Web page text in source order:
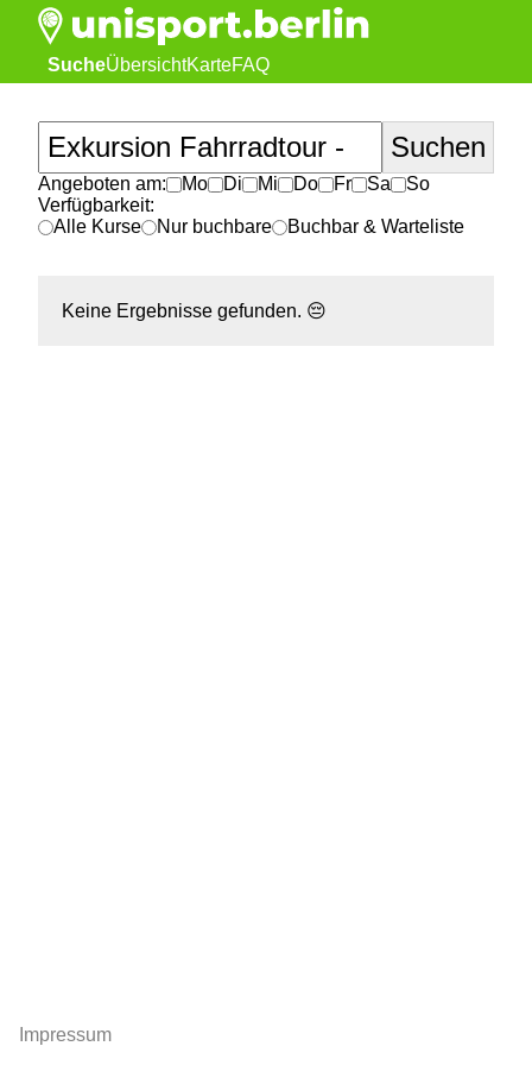
SucheÜbersichtKarteFAQ
Angeboten am: Mo Di Mi Do Fr Sa
So
Verfügbarkeit:
Alle Kurse
Nur buchbare Buchbar & Warteliste
Keine Ergebnisse gefunden. 😔
Impressum